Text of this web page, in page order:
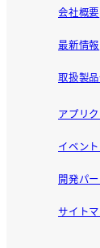
会社概要
最新情報
取扱製
アプリ
イベン
開発パ
サイト